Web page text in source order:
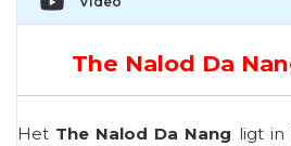
The Nalod Da
Het The Nalod Da Nang ligt in